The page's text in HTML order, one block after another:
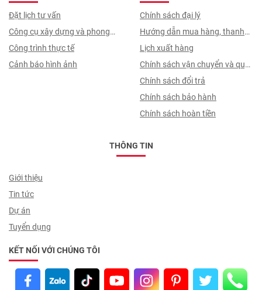
Đặt lịch tư vấn
Công cụ xây dựng và phong
thuỷ
Công trình thực tế
Cảnh báo hình ảnh
Chính sách đại lý
Hướng dẫn mua hàng, thanh
toán, quy trình ký hợp đồng
Lịch xuất hàng
Chính sách vận chuyển và quy
trình giao nhận
Chính sách đổi trả
Chính sách bảo hành
Chính sách hoàn tiền
THÔNG TIN
Giới thiệu
Tin tức
Dự án
Tuyển dụng
KẾT NỐI VỚI CHÚNG TÔI